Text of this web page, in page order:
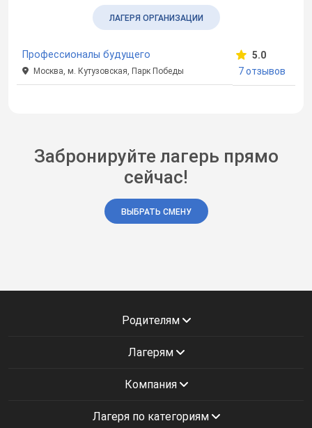
ЛАГЕРЯ ОРГАНИЗАЦИИ
Профессионалы будущего
Москва, м. Кутузовская, Парк Победы
5.0
7 отзывов
Забронируйте лагерь прямо
сейчас!
ВЫБРАТЬ СМЕНУ
Родителям
Лагерям
Компания
Лагеря по категориям